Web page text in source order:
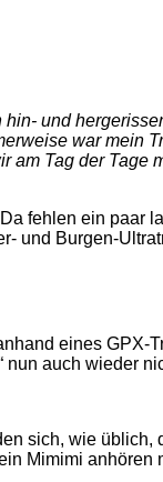
und
war mein
Tag der
fehlen ein
und Burgen-
eines
auch wieder
sich, wie
Mimimi